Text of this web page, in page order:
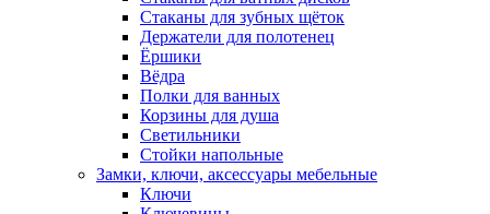
Стаканы для зубных щёток
Держатели для полотенец
Ёршики
Вёдра
Полки для ванных
Корзины для душа
Светильники
Стойки напольные
Замки, ключи, аксессуары мебельные
Ключи